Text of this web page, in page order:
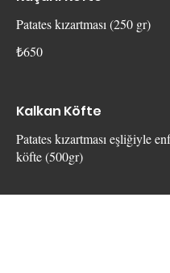
Patates kızartması (250 gr)
₺650
Kalkan Köfte
Patates kızartması eşliğiyle
köfte (500gr)